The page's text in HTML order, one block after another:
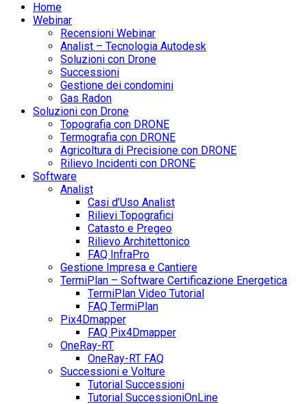
Home
Webinar
Recensioni Webinar
Analist – Tecnologia Autodesk
Soluzioni con Drone
Successioni
Gestione dei condomini
Gas Radon
Soluzioni con Drone
Topografia con DRONE
Termografia con DRONE
Agricoltura di Precisione con DRONE
Rilievo Incidenti con DRONE
Software
Analist
Casi d’Uso Analist
Rilievi Topografici
Catasto e Pregeo
Rilievo Architettonico
FAQ InfraPro
Gestione Impresa e Cantiere
TermiPlan – Software Certificazione Energetica
TermiPlan Video Tutorial
FAQ TermiPlan
Pix4Dmapper
FAQ Pix4Dmapper
OneRay-RT
OneRay-RT FAQ
Successioni e Volture
Tutorial Successioni
Tutorial SuccessioniOnLine